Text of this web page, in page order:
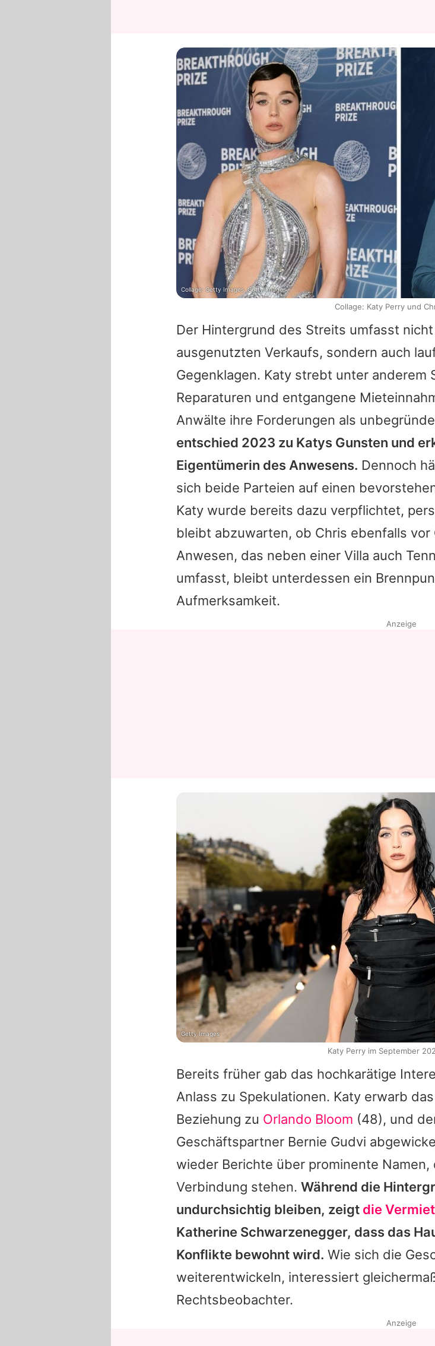
Der Hintergrund des Streits umfasst
ausgenutzten Verkaufs, sondern auch
Gegenklagen. Katy strebt unter anderem
Reparaturen und entgangene
Anwälte ihre Forderungen als
entschied 2023 zu Katys Gunsten und
Eigentümerin des Anwesens. Dennoch
sich beide Parteien auf einen
Katy wurde bereits dazu verpflichtet,
bleibt abzuwarten, ob Chris ebenfalls vor
Anwesen, das neben einer Villa auch
umfasst, bleibt unterdessen ein
Aufmerksamkeit.
Bereits früher gab das hochkarätige
Anlass zu Spekulationen. Katy erwarb
Beziehung zu Orlando Bloom (48), und
Geschäftspartner Bernie Gudvi
wieder Berichte über prominente
Verbindung stehen. Während die
undurchsichtig bleiben, zeigt die
Katherine Schwarzenegger, dass das
Konflikte bewohnt wird. Wie sich die
weiterentwickeln, interessiert
Rechtsbeobachter.
Collage: Getty Images, Getty Images
Collage: Katy Perry und
Anzeige
Getty Images
Katy Perry im September
Anzeige